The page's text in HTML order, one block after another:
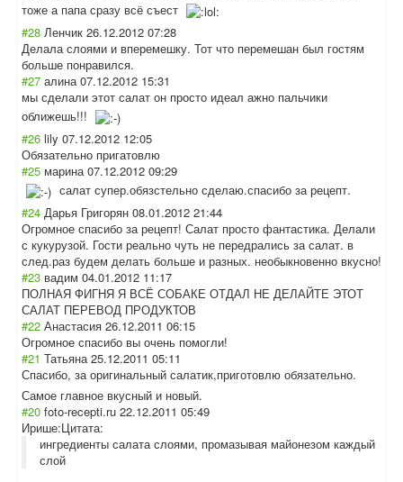
тоже а папа сразу всё съест
#28 Ленчик 26.12.2012 07:28
Делала слоями и вперемешку. Тот что перемешан был гостям
больше понравился.
#27 алина 07.12.2012 15:31
мы сделали этот салат он просто идеал ажно пальчики
оближешь!!!
#26 lily 07.12.2012 12:05
Обязательно пригатовлю
#25 марина 07.12.2012 09:29
салат супер.обязстельно сделаю.спасибо за рецепт.
#24 Дарья Григорян 08.01.2012 21:44
Огромное спасибо за рецепт! Салат просто фантастика. Делали
с кукурузой. Гости реально чуть не передрались за салат. в
след.раз будем делать больше и разных. необыкновенно вкусно!
#23 вадим 04.01.2012 11:17
ПОЛНАЯ ФИГНЯ Я ВСЁ СОБАКЕ ОТДАЛ НЕ ДЕЛАЙТЕ ЭТОТ
САЛАТ ПЕРЕВОД ПРОДУКТОВ
#22 Анастасия 26.12.2011 06:15
Огромное спасибо вы очень помогли!
#21 Татьяна 25.12.2011 05:11
Спасибо, за оригинальный салатик,приготовлю обязательно.
Самое главное вкусный и новый.
#20 foto-recepti.ru 22.12.2011 05:49
Ирише:Цитата:
ингредиенты салата слоями, промазывая майонезом каждый
слой